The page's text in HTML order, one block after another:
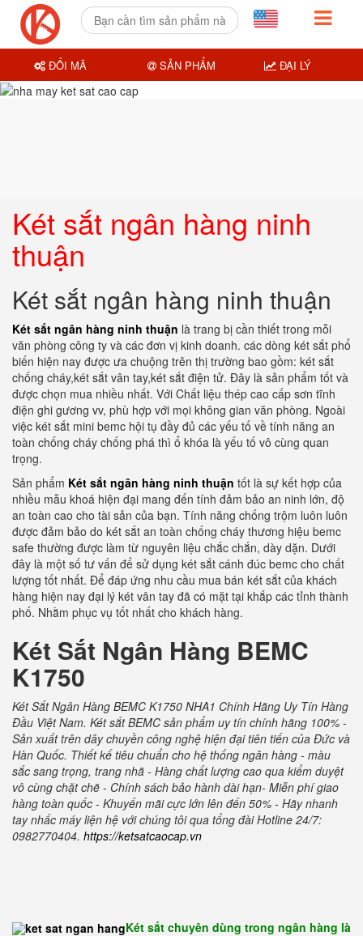
Két sắt ngân hàng ninh
thuận
Két sắt ngân hàng ninh thuận
Két sắt ngân hàng ninh thuận là trang bị cần thiết trong mỗi
văn phòng công ty và các đơn vị kinh doanh. các dòng két sắt phổ
biến hiện nay được ưa chuộng trên thị trường bao gồm: két sắt
chống cháy,két sắt vân tay,két sắt điện tử. Đây là sản phẩm tốt và
được chọn mua nhiều nhất. Với Chất liệu thép cao cấp sơn tĩnh
điện ghi gương vv, phù hợp với mọi không gian văn phòng. Ngoài
việc két sắt mini bemc hội tụ đầy đủ các yếu tố về tính năng an
toàn chống cháy chống phá thì ổ khóa là yếu tố vô cùng quan
trọng.
Sản phẩm Két sắt ngân hàng ninh thuận tốt là sự kết hợp của
nhiều mẫu khoá hiện đại mang đến tính đảm bảo an ninh lớn, độ
an toàn cao cho tài sản của bạn. Tính năng chống trộm luôn luôn
được đảm bảo do két sắt an toàn chống cháy thương hiệu bemc
safe thường được làm từ nguyên liệu chắc chắn, dày dặn. Dưới
đây là một số tư vấn để sử dụng két sắt cánh đúc bemc cho chất
lượng tốt nhất. Để đáp ứng nhu cầu mua bán két sắt của khách
hàng hiện nay đại lý két vân tay đã có mặt tại khắp các tỉnh thành
phố. Nhằm phục vụ tốt nhất cho khách hàng.
Két Sắt Ngân Hàng BEMC
K1750
Két Sắt Ngân Hàng BEMC K1750 NHA1 Chính Hãng Uy Tín Hàng
Đầu Việt Nam. Két sắt BEMC sản phẩm uy tín chính hãng 100% -
Sản xuất trên dây chuyền công nghệ hiện đại tiên tiến của Đức và
Hàn Quốc. Thiết kế tiêu chuẩn cho hệ thống ngân hàng - màu
sắc sang trọng, trang nhã - Hàng chất lượng cao qua kiểm duyệt
vô cùng chặt chẽ - Chính sách bảo hành dài hạn- Miễn phí giao
hàng toàn quốc - Khuyến mãi cực lớn lên đến 50% - Hãy nhanh
tay nhấc máy liện hệ với chúng tôi qua tổng đài Hotline 24/7:
0982770404. https://ketsatcaocap.vn
Két sắt chuyên dùng trong ngân hàng là
ĐỔI MÃ SẢN PHẨM ĐẠI LÝ